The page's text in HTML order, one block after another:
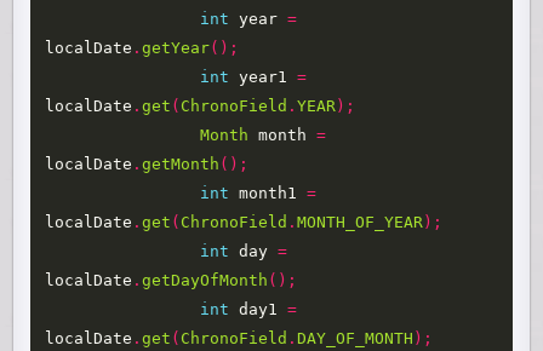
int
year =
localDate .getYear();
int
year1
=
localDate .get ( ChronoField .YEAR );
Month
month
=
localDate .getMonth ();
int
month1
=
localDate .get ( ChronoField .MONTH_OF_YEAR );
int
day =
localDate .getDayOfMonth ();
int
day1
=
localDate .get ( ChronoField .DAY_OF_MONTH );